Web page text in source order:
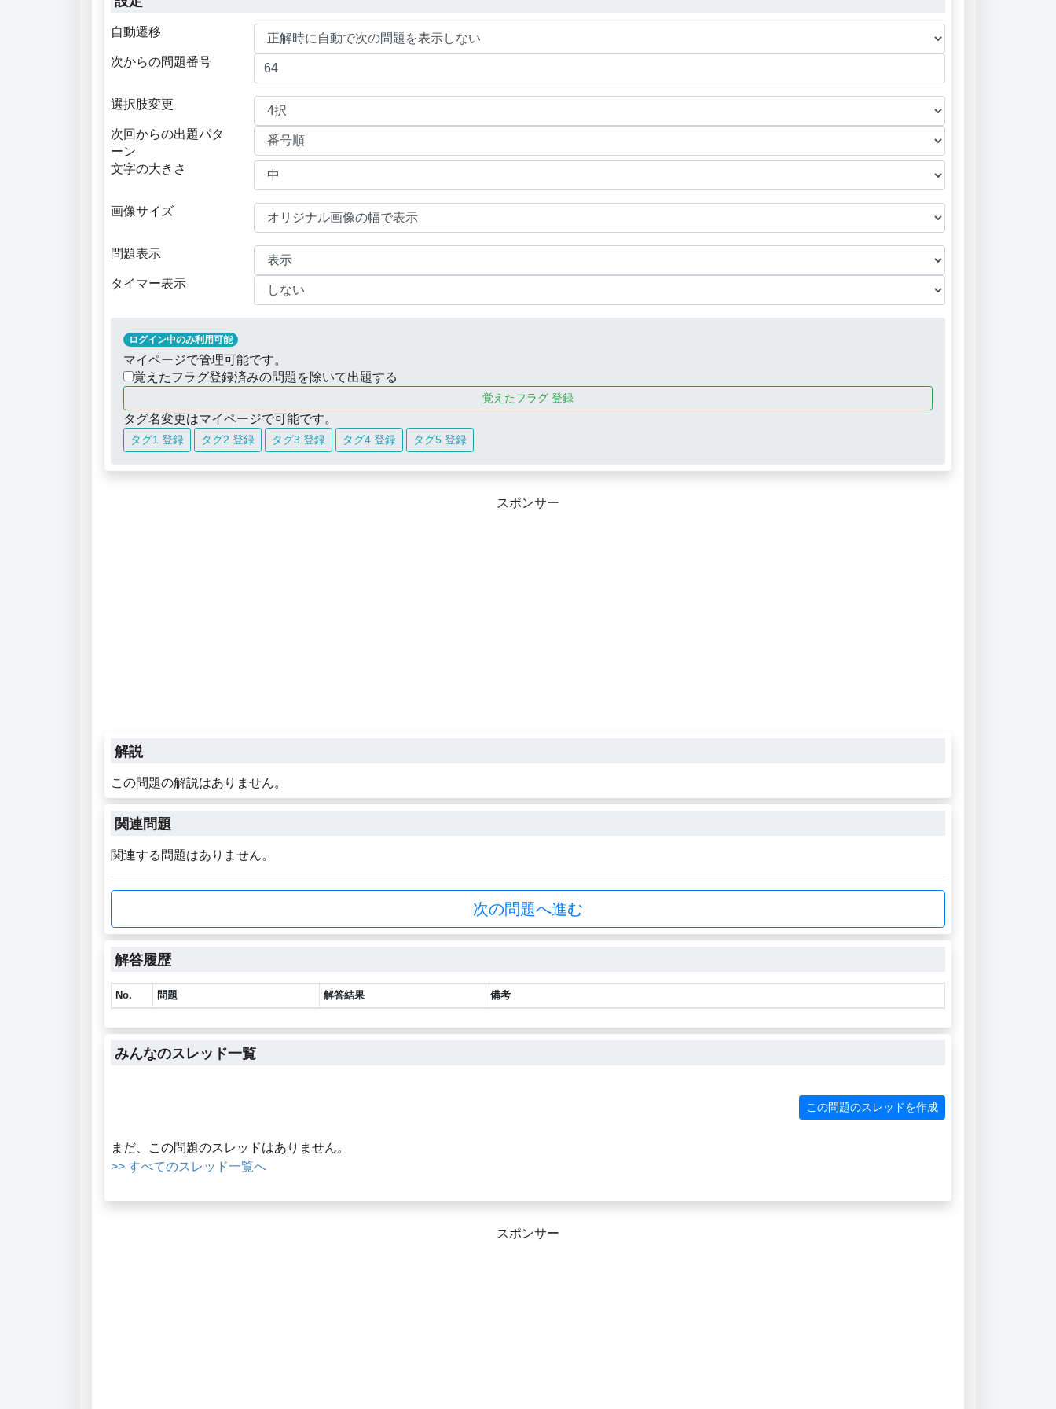
自動遷移
次からの問題番号
選択肢変更
次回からの出題パタ
ーン
文字の大きさ
画像サイズ
問題表示
タイマー表示
ログイン中のみ利用可能
マイページで管理可能です。
覚えたフラグ登録済みの問題を除いて出題する
覚えたフラグ 登録
タグ名変更はマイページで可能です。
タグ1 登録 タグ2 登録 タグ3 登録 タグ4 登録 タグ5 登録
スポンサー
解説
この問題の解説はありません。
関連問題
関連する問題はありません。
次の問題へ進む
解答履歴
No. 問題 解答結果 備考
みんなのスレッド一覧
この問題のスレッドを作成
まだ、この問題のスレッドはありません。
>> すべてのスレッド一覧へ
スポンサー